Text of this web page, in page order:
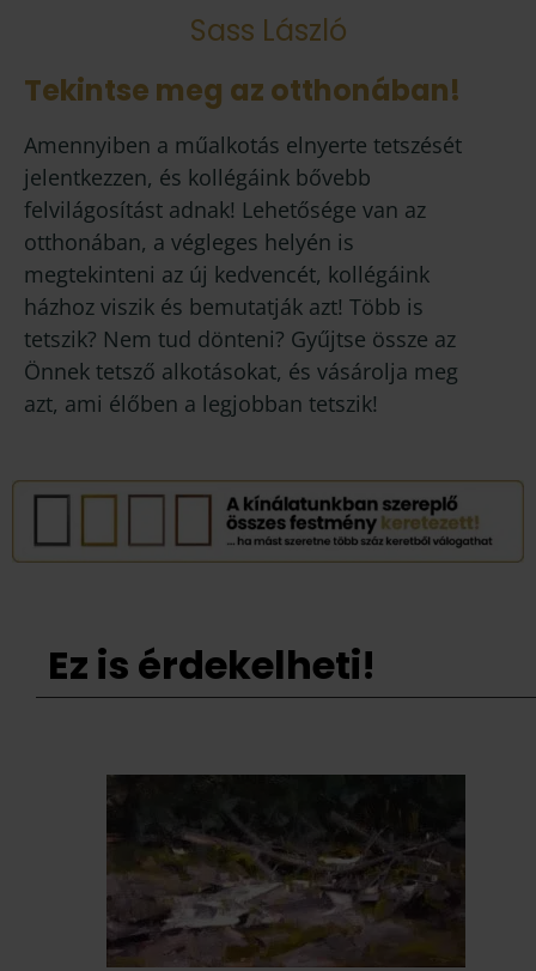
Sass László
Tekintse meg az otthonában!
Amennyiben a műalkotás elnyerte tetszését
jelentkezzen, és kollégáink bővebb
felvilágosítást adnak! Lehetősége van az
otthonában, a végleges helyén is
megtekinteni az új kedvencét, kollégáink
házhoz viszik és bemutatják azt! Több is
tetszik? Nem tud dönteni? Gyűjtse össze az
Önnek tetsző alkotásokat, és vásárolja meg
azt, ami élőben a legjobban tetszik!
Ez is érdekelheti!